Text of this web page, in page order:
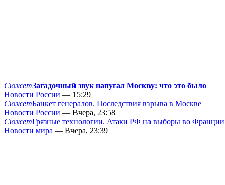
СюжетЗагадочный звук напугал Москву: что это было
Новости России — 15:29
СюжетБанкет генералов. Последствия взрыва в Москве
Новости России — Вчера, 23:58
СюжетГрязные технологии. Атаки РФ на выборы во Франции
Новости мира — Вчера, 23:39